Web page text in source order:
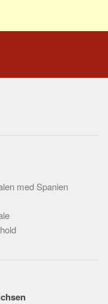
med Spanien